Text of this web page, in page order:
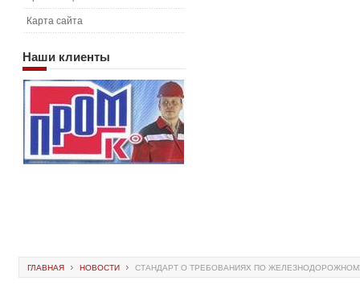
Карта сайта
Наши клиенты
ГЛАВНАЯ НОВОСТИ СТАНДАРТ О ТРЕБОВАНИЯХ ПО